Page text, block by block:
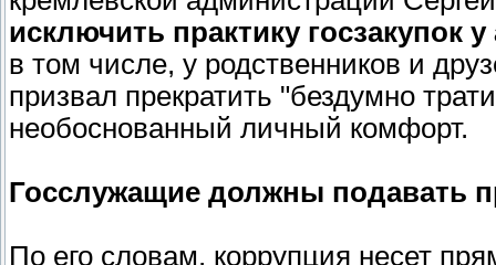
исключить практику
в том числе, у родственников и
призвал прекратить "бездумно
необоснованный личный комфорт.
Госслужащие должны подавать
По его словам, коррупция несет